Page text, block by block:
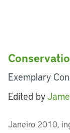
Exemplary
Edited by
Janeiro 2010,